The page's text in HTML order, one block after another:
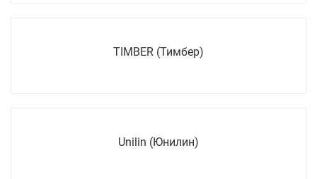
TIMBER (Тимбер)
Unilin (Юнилин)